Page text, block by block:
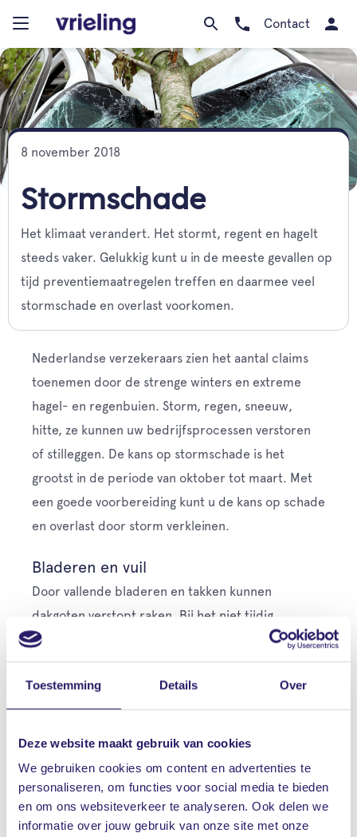
Toestemming Details Over
Deze website maakt gebruik van cookies
We gebruiken cookies om content en advertenties te
personaliseren, om functies voor social media te bieden
en om ons websiteverkeer te analyseren. Ook delen we
informatie over jouw gebruik van onze site met onze
Contact
8 november 2018
Stormschade
Het klimaat verandert. Het stormt, regent en hagelt
steeds vaker. Gelukkig kunt u in de meeste gevallen op
tijd preventiemaatregelen treffen en daarmee veel
stormschade en overlast voorkomen.
Nederlandse verzekeraars zien het aantal claims
toenemen door de strenge winters en extreme
hagel- en regenbuien. Storm, regen, sneeuw,
hitte, ze kunnen uw bedrijfsprocessen verstoren
of stilleggen. De kans op stormschade is het
grootst in de periode van oktober tot maart. Met
een goede voorbereiding kunt u de kans op schade
en overlast door storm verkleinen.
Bladeren en vuil
Door vallende bladeren en takken kunnen
dakgoten verstopt raken. Bij het niet tijdig
schoonmaken van de goten, kan dit leiden tot
ernstige lekkages. Het is daarom raadzaam om
herhaaldelijk uw dakgoten, hemelwaterafvoeren
en platte daken te inspecteren op bladeren en
Een aantal tips op een rij:
Ramen en deuren goed afsluiten
Zonneschermen, markiezen, rolluiken goed